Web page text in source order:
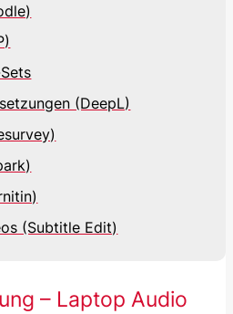
(DeepL)
(Subtitle Edit)
– Laptop Audio